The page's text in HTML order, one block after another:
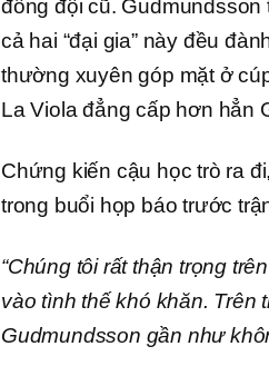
đồng đội cũ.
cả hai “đại gia” này đều
thường xuyên góp mặt ở
La Viola đẳng cấp hơn hẳn
Chứng kiến cậu học trò ra
trong buổi họp báo trước
“Chúng tôi rất thận trọng
vào tình thế khó khăn. Trên
Gudmundsson gần như